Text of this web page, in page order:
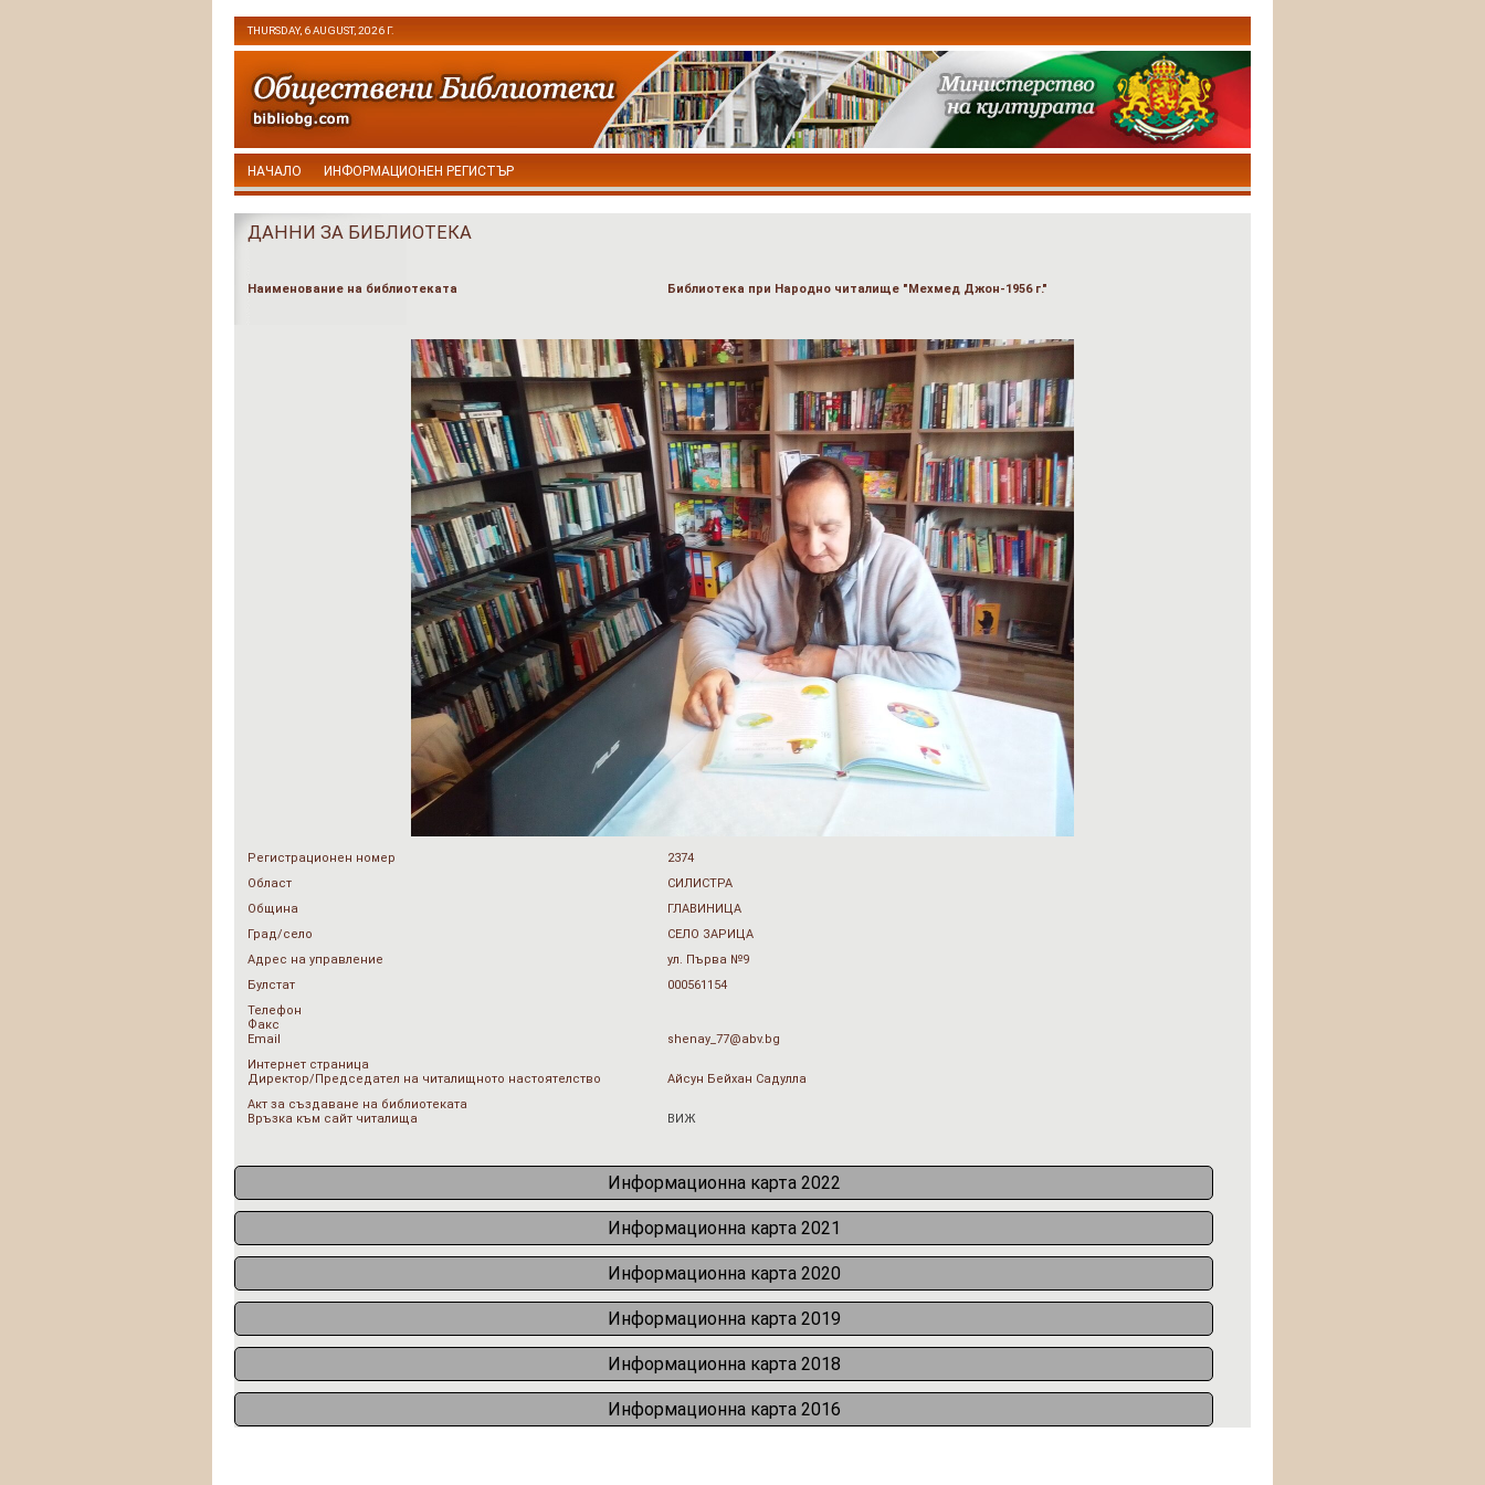
THURSDAY, 6 AUGUST, 2026 Г.
НАЧАЛО ИНФОРМАЦИОНЕН РЕГИСТЪР
ДАННИ ЗА БИБЛИОТЕКА
Наименование на библиотеката Библиотека при Народно читалище "Мехмед Джон-1956 г."
Регистрационен номер
2374
Област
СИЛИСТРА
Община
ГЛАВИНИЦА
Град/село
СЕЛО ЗАРИЦА
Адрес на управление
ул. Първа №9
Булстат
000561154
Телефон
Факс
Email
shenay_77@abv.bg
Интернет страница
Директор/Председател на читалищното настоятелство
Айсун Бейхан Садулла
Акт за създаване на библиотеката
Връзка към сайт читалища
ВИЖ
Информационна карта 2022
Информационна карта 2021
Информационна карта 2020
Информационна карта 2019
Информационна карта 2018
Информационна карта 2016